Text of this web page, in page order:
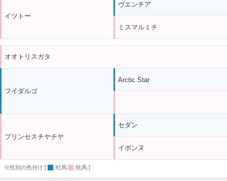
イツトー
ヴエンチア
ミスマルミチ
オオトリスガタ
フイダルゴ
プリンセスチヤチヤ
Arctic Star
セダン
イボンヌ
※性別の色分け [ :牡馬 :牝馬 ]